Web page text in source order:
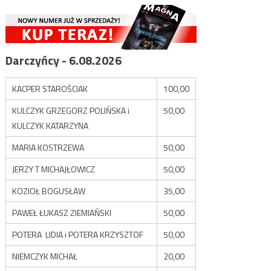
Darczyńcy - 6.08.2026
KACPER STAROŚCIAK
100,00
KULCZYK GRZEGORZ POLIŃSKA i
KULCZYK KATARZYNA
50,00
MARIA KOSTRZEWA
50,00
JERZY T MICHAJŁOWICZ
50,00
KOZIOŁ BOGUSŁAW
35,00
PAWEŁ ŁUKASZ ZIEMIAŃSKI
50,00
POTERA LIDIA i POTERA KRZYSZTOF
50,00
NIEMCZYK MICHAŁ
20,00